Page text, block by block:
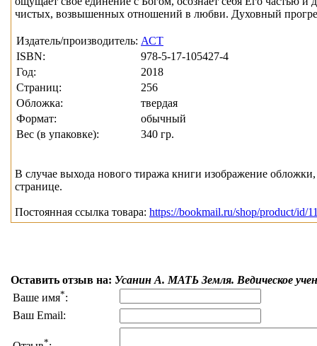
чистых, возвышенных отношений в любви. Духовный
Издатель/производитель: АСТ
ISBN:
978-5-17-105427-4
Год:
2018
Страниц:
256
Обложка:
твердая
Формат:
обычный
Вес (в упаковке):
340 гр.
В случае выхода нового тиража книги изображение
странице.
Постоянная ссылка товара: https://bookmail.ru/shop/product/id/
Оставить отзыв на: Усанин А. МАТЬ Земля. Ведическое
Ваше имя*:
Ваш Email:
*